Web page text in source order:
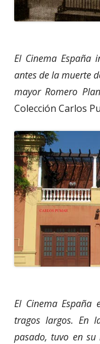
El Cinema España
antes de la muerte
mayor Romero
Colección Carlos
El Cinema
tragos largos. En
pasado, tuvo en